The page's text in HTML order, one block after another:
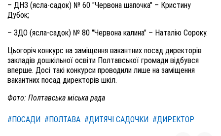
– ДНЗ (ясла-садок) № 60 "Червона шапочка" – Кристину
Дубок;
– ЗДО (ясла-садок) № 80 "Червона калина" – Наталію Сороку.
Цьогоріч конкурс на заміщення вакантних посад директорів
закладів дошкільної освіти Полтавської громади відбувся
вперше. Досі такі конкурси проводили лише на заміщення
вакантних посад директорів шкіл.
Фото: Полтавська міська рада
#ПОСАДИ #ПОЛТАВА #ДИТЯЧІ САДОЧКИ #ДИРЕКТОР